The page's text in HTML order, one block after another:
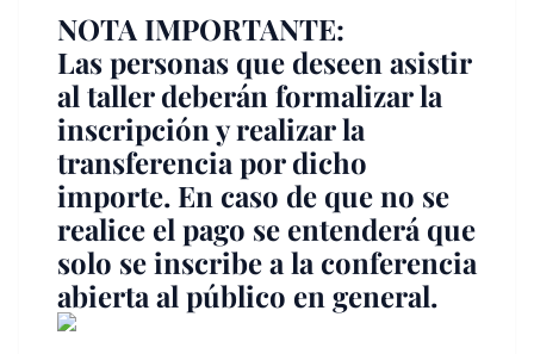
NOTA IMPORTANTE:
Las personas que deseen asistir
al taller deberán formalizar la
inscripción y realizar la
transferencia por dicho
importe. En caso de que no se
realice el pago se entenderá que
solo se inscribe a la conferencia
abierta al público en general.